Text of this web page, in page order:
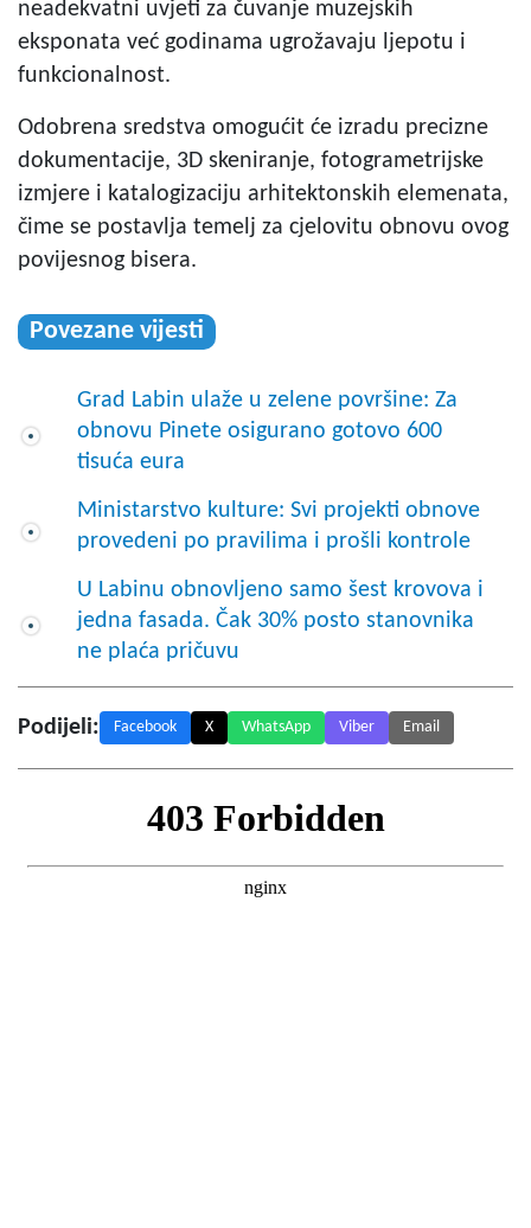
neadekvatni uvjeti za čuvanje muzejskih
eksponata već godinama ugrožavaju ljepotu i
funkcionalnost.
Odobrena sredstva omogućit će izradu precizne
dokumentacije, 3D skeniranje, fotogrametrijske
izmjere i katalogizaciju arhitektonskih elemenata,
čime se postavlja temelj za cjelovitu obnovu ovog
povijesnog bisera.
Povezane vijesti
Grad Labin ulaže u zelene površine: Za
obnovu Pinete osigurano gotovo 600
tisuća eura
Ministarstvo kulture: Svi projekti obnove
provedeni po pravilima i prošli kontrole
U Labinu obnovljeno samo šest krovova i
jedna fasada. Čak 30% posto stanovnika
ne plaća pričuvu
Podijeli: Facebook X WhatsApp Viber Email